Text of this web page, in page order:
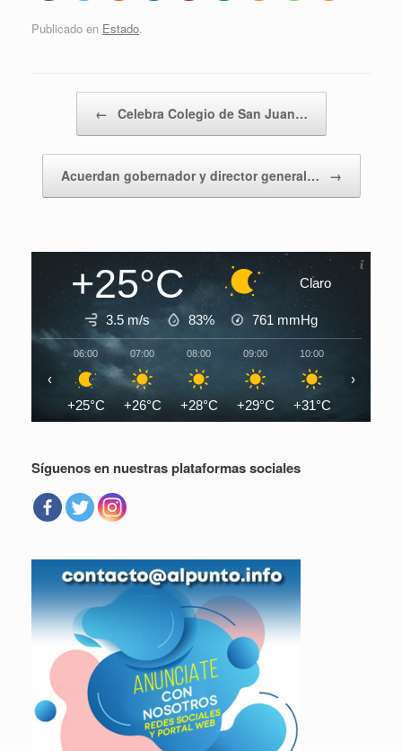
Publicado en Estado.
← Celebra Colegio de San Juan…
Acuerdan gobernador y director general… →
+25°C Claro
3.5 m/s 83% 761 mmHg
06:00
+25°C
07:00
+26°C
08:00
+28°C
09:00
+29°C
10:00
+31°C
‹ ›
Síguenos en nuestras plataformas sociales